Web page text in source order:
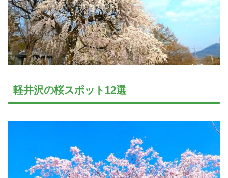
軽井沢の桜スポット12選